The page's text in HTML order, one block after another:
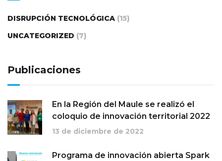
DISRUPCIÓN TECNOLÓGICA (15)
UNCATEGORIZED (7)
Publicaciones
En la Región del Maule se realizó el
coloquio de innovación territorial 2022
13 de diciembre de 2022
Programa de innovación abierta Spark